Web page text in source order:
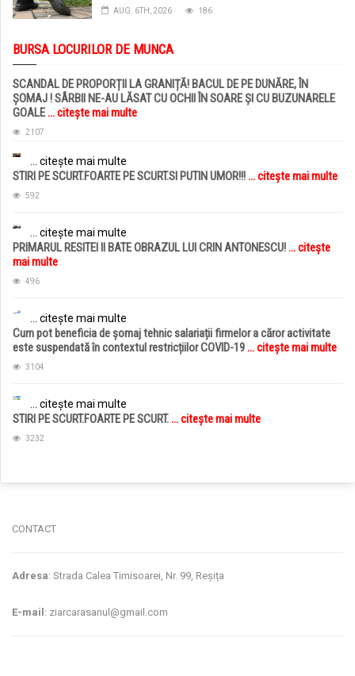
AUG. 6TH, 2026 186
BURSA LOCURILOR DE MUNCA
SCANDAL DE PROPORȚII LA GRANIȚĂ! BACUL DE PE DUNĂRE, ÎN
ȘOMAJ ! SÂRBII NE-AU LĂSAT CU OCHII ÎN SOARE ȘI CU BUZUNARELE
GOALE... citește mai multe
2107
... citește mai multe
STIRI PE SCURT.FOARTE PE SCURT.SI PUTIN UMOR!!!... citește mai multe
592
... citește mai multe
PRIMARUL RESITEI II BATE OBRAZUL LUI CRIN ANTONESCU!... citește
mai multe
496
... citește mai multe
Cum pot beneficia de șomaj tehnic salariații firmelor a căror activitate
este suspendată în contextul restricțiilor COVID-19... citește mai multe
3104
... citește mai multe
STIRI PE SCURT.FOARTE PE SCURT.... citește mai multe
3232
CONTACT
Adresa: Strada Calea Timisoarei, Nr. 99, Reșița
E-mail : ziarcarasanul@gmail.com